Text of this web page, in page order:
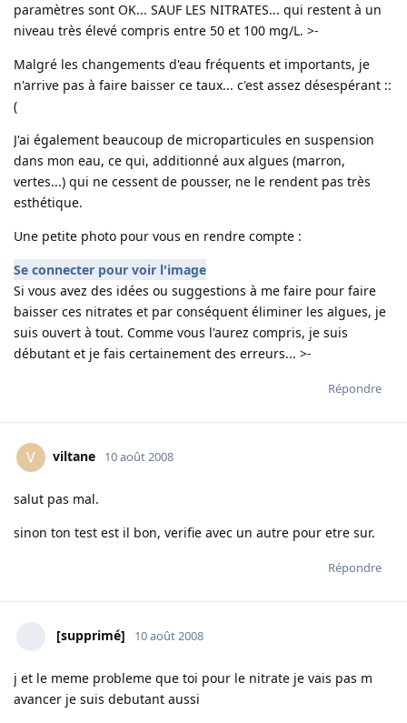
paramètres sont OK... SAUF LES NITRATES... qui restent à un
niveau très élevé compris entre 50 et 100 mg/L. >-
Malgré les changements d'eau fréquents et importants, je
n'arrive pas à faire baisser ce taux... c'est assez désespérant ::
(
J'ai également beaucoup de microparticules en suspension
dans mon eau, ce qui, additionné aux algues (marron,
vertes...) qui ne cessent de pousser, ne le rendent pas très
esthétique.
Une petite photo pour vous en rendre compte :
Se connecter pour voir l'image
Si vous avez des idées ou suggestions à me faire pour faire
baisser ces nitrates et par conséquent éliminer les algues, je
suis ouvert à tout. Comme vous l'aurez compris, je suis
débutant et je fais certainement des erreurs... >-
Répondre
V viltane 10 août 2008
salut pas mal.
sinon ton test est il bon, verifie avec un autre pour etre sur.
Répondre
[supprimé] 10 août 2008
j et le meme probleme que toi pour le nitrate je vais pas m
avancer je suis debutant aussi